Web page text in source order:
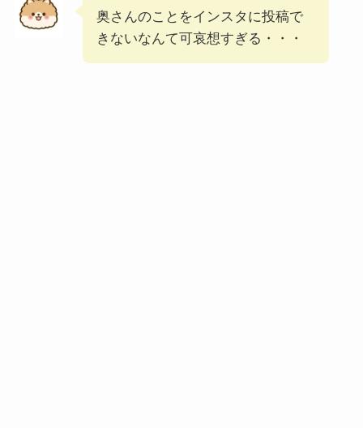
奥さんのことをインスタに投稿で
きないなんて可哀想すぎる・・・